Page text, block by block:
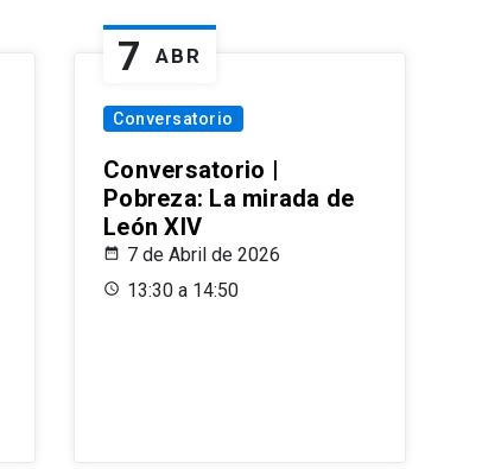
7 ABR
Conversatorio
Conversatorio |
Pobreza: La mirada de
León XIV
7 de Abril de 2026
13:30 a 14:50